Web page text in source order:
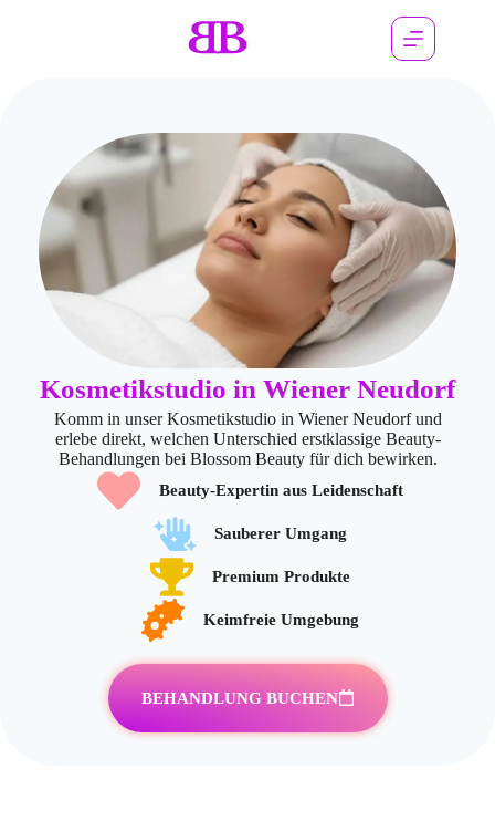
Kosmetikstudio in Wiener Neudorf
Komm in unser Kosmetikstudio in Wiener Neudorf und
erlebe direkt, welchen Unterschied erstklassige Beauty-
Behandlungen bei Blossom Beauty für dich bewirken.
Beauty-Expertin aus Leidenschaft
Sauberer Umgang
Premium Produkte
Keimfreie Umgebung
BEHANDLUNG BUCHEN